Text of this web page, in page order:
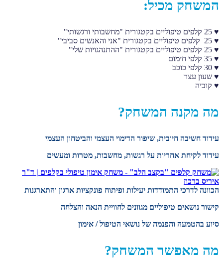
המשחק מכיל:
♥ 25 קלפים טיפוליים בקטגורית "מחשבותי ורגשותי"
♥ 25 קלפים טיפוליים בקטגורית "אני והאנשים סביבי"
♥ 25 קלפים טיפוליים בקטגורית "ההתנהגויות שלי"
♥ 35 קלפי חימום
♥ 30 קלפי כוכב
♥ שעון עצר
♥ קוביה
מה מקנה המשחק?
עידוד חשיבה חיובית, שיפור הדימוי העצמי והביטחון העצמי
עידוד לקיחת אחריות על רגשות, מחשבות, מטרות ומעשים
הכוונה לדרכי התמודדות יעילות ופיתוח פונקציות ארגון והתארגנות
קישור נושאים טיפוליים מגוונים לחוויית הנאה והצלחה
סיוע בהטמעה והפנמה של נושאי הטיפול / אימון
מה מאפשר המשחק?